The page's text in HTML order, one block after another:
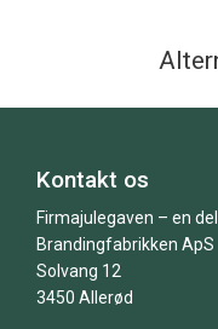
Kontakt os
Firmajulegaven – en
Brandingfabrikken ApS
Solvang 12
3450 Allerød